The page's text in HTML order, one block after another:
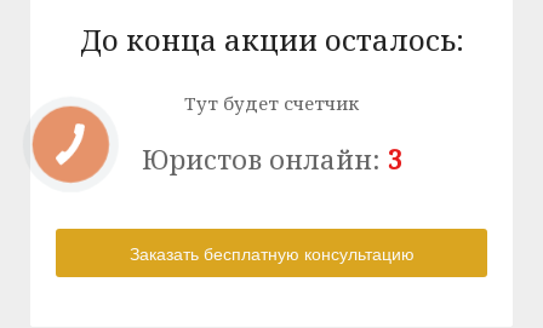
До конца акции осталось:
Тут будет счетчик
Юристов онлайн: 3